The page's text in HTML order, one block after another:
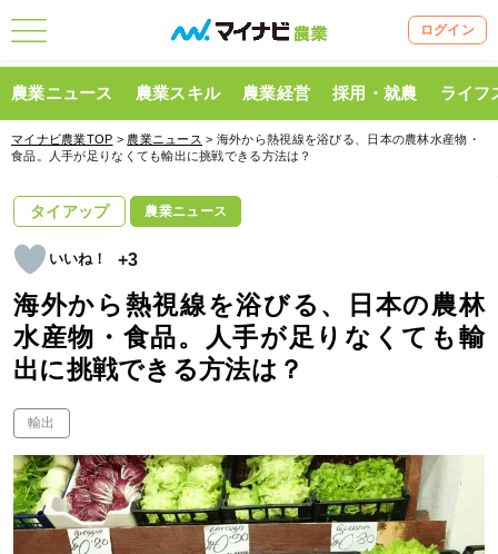
ログイン
農業ニュース 農業スキル 農業経営 採用・就農 ライフ
マイナビ農業TOP > 農業ニュース > 海外から熱視線を浴びる、日本の農林水産物・
食品。人手が足りなくても輸出に挑戦できる方法は？
タイアップ 農業ニュース
+3
海外から熱視線を浴びる、日本の農林
水産物・食品。人手が足りなくても輸
出に挑戦できる方法は？
輸出